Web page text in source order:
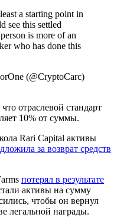
a starting point in
see this settled
is more of an
who has done this
(@CryptoCarc)
что отраслевой стандарт
10% от суммы.
Rari Capital активы
за возврат средств
потерял в результате
активы на сумму
чтобы он вернул
легальной награды.